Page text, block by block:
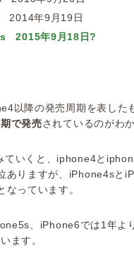
年9月19日
2015年9月18日?
以降の発売周期を表した
で発売されているのがわ
ていくと、iphone4と
ありますが、iPhone4sと
なっています。
、iPhone6では1年よ
ます。